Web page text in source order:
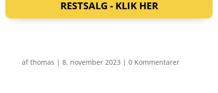
RESTSALG - KLIK HER
afthomas | 8. november 2023 | 0 Kommentarer